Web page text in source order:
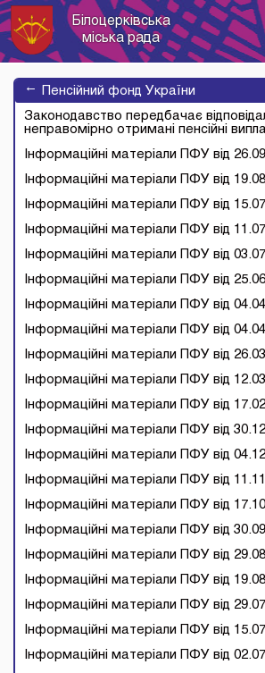
Білоцерківська
міська рада
→
Пенсійний фонд України
Законодавство передбачає
неправомірно отримані пенсійні
Інформаційні матеріали ПФУ від
Інформаційні матеріали ПФУ від
Інформаційні матеріали ПФУ від
Інформаційні матеріали ПФУ від
Інформаційні матеріали ПФУ від
Інформаційні матеріали ПФУ від
Інформаційні матеріали ПФУ від
Інформаційні матеріали ПФУ від
Інформаційні матеріали ПФУ від
Інформаційні матеріали ПФУ від
Інформаційні матеріали ПФУ від
Інформаційні матеріали ПФУ від
Інформаційні матеріали ПФУ від
Інформаційні матеріали ПФУ від
Інформаційні матеріали ПФУ від
Інформаційні матеріали ПФУ від
Інформаційні матеріали ПФУ від
Інформаційні матеріали ПФУ від
Інформаційні матеріали ПФУ від
Інформаційні матеріали ПФУ від
Інформаційні матеріали ПФУ від